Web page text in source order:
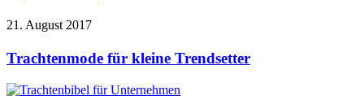
21. August 2017
Trachtenmode für kleine Trendsetter